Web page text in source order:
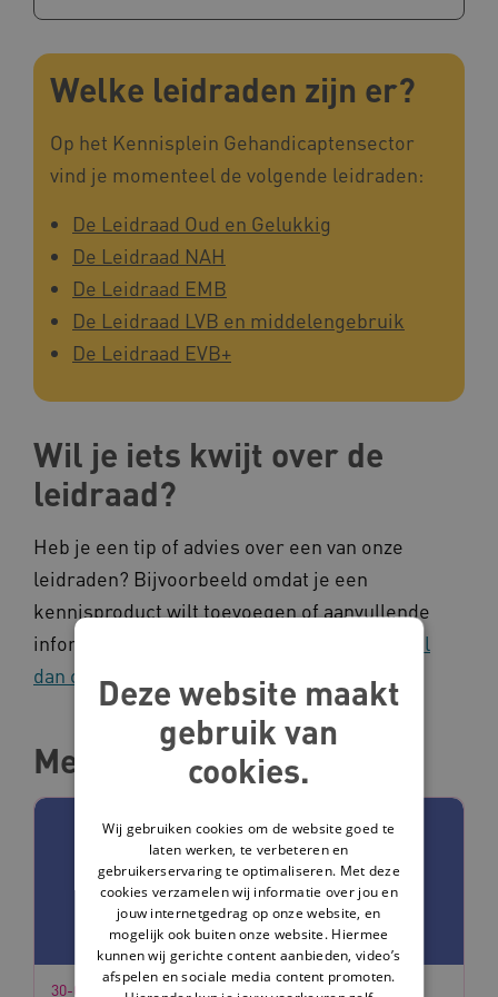
Welke leidraden zijn er?
Op het Kennisplein Gehandicaptensector
vind je momenteel de volgende leidraden:
De Leidraad Oud en Gelukkig
De Leidraad NAH
De Leidraad EMB
De Leidraad LVB en middelengebruik
De Leidraad EVB+
Wil je iets kwijt over de
leidraad?
Heb je een tip of advies over een van onze
leidraden? Bijvoorbeeld omdat je een
kennisproduct wilt toevoegen of aanvullende
informatie hebt over een kennisproduct?
Vul
dan ons contactformulier in
Methoden
30-01-2025
Deze website maakt
gebruik van
cookies.
Wij gebruiken cookies om de website goed te
laten werken, te verbeteren en
gebruikerservaring te optimaliseren. Met deze
cookies verzamelen wij informatie over jou en
jouw internetgedrag op onze website, en
mogelijk ook buiten onze website. Hiermee
kunnen wij gerichte content aanbieden, video’s
afspelen en sociale media content promoten.